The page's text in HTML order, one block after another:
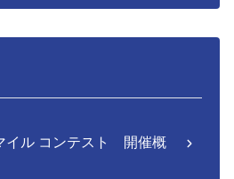
イル コンテスト 開催概